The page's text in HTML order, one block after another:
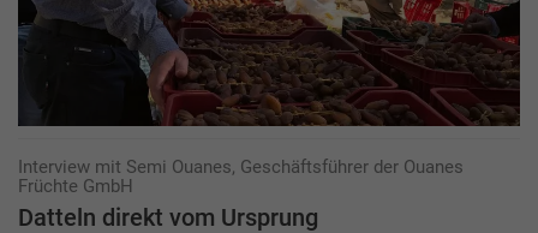
Interview mit Semi Ouanes, Geschäftsführer der Ouanes
Früchte GmbH
Datteln direkt vom Ursprung